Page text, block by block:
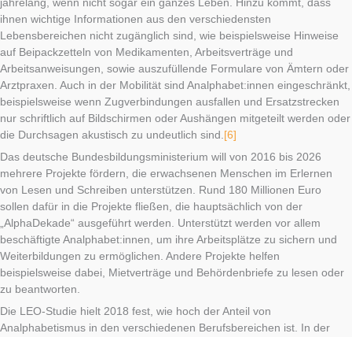
jahrelang, wenn nicht sogar ein ganzes Leben. Hinzu kommt, dass
ihnen wichtige Informationen aus den verschiedensten
Lebensbereichen nicht zugänglich sind, wie beispielsweise Hinweise
auf Beipackzetteln von Medikamenten, Arbeitsverträge und
Arbeitsanweisungen, sowie auszufüllende Formulare von Ämtern oder
Arztpraxen. Auch in der Mobilität sind Analphabet:innen eingeschränkt,
beispielsweise wenn Zugverbindungen ausfallen und Ersatzstrecken
nur schriftlich auf Bildschirmen oder Aushängen mitgeteilt werden oder
die Durchsagen akustisch zu undeutlich sind. [6]
Das deutsche Bundesbildungsministerium will von 2016 bis 2026
mehrere Projekte fördern, die erwachsenen Menschen im Erlernen
von Lesen und Schreiben unterstützen. Rund 180 Millionen Euro
sollen dafür in die Projekte fließen, die hauptsächlich von der
„AlphaDekade“ ausgeführt werden. Unterstützt werden vor allem
beschäftigte Analphabet:innen, um ihre Arbeitsplätze zu sichern und
Weiterbildungen zu ermöglichen. Andere Projekte helfen
beispielsweise dabei, Mietverträge und Behördenbriefe zu lesen oder
zu beantworten.
Die LEO-Studie hielt 2018 fest, wie hoch der Anteil von
Analphabetismus in den verschiedenen Berufsbereichen ist. In der